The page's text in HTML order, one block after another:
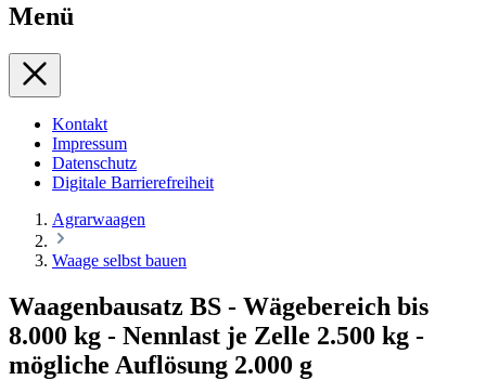
Menü
Kontakt
Impressum
Datenschutz
Digitale Barrierefreiheit
Agrarwaagen
Waage selbst bauen
Waagenbausatz BS - Wägebereich bis
8.000 kg - Nennlast je Zelle 2.500 kg -
mögliche Auflösung 2.000 g